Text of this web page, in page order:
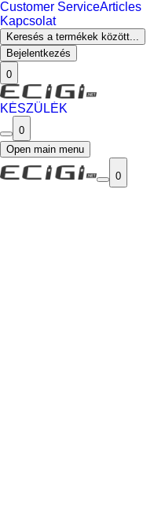
Customer ServiceArticles
Kapcsolat
Keresés a termékek között...
Bejelentkezés
0
KÉSZÜLÉK
0
Open main menu
0